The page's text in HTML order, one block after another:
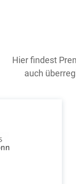
Hier findest
auch